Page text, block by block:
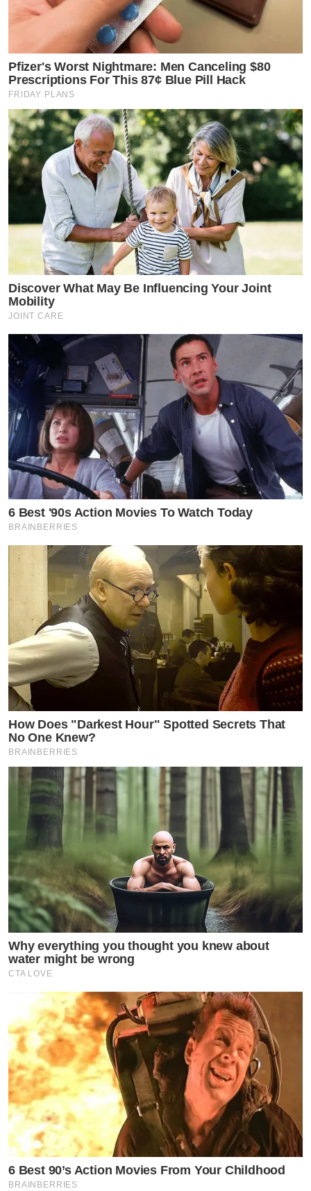
Pfizer's Worst Nightmare: Men Canceling $80
Prescriptions For This 87¢ Blue Pill Hack
FRIDAY PLANS
Discover What May Be Influencing Your Joint
Mobility
JOINT CARE
6 Best '90s Action Movies To Watch Today
BRAINBERRIES
How Does "Darkest Hour" Spotted Secrets That
No One Knew?
BRAINBERRIES
Why everything you thought you knew about
water might be wrong
CTA LOVE
6 Best 90’s Action Movies From Your Childhood
BRAINBERRIES